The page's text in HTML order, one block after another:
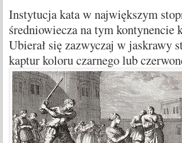
Instytucja kata w największym
średniowiecza na tym kontynencie
Ubierał się zazwyczaj w jaskrawy
kaptur koloru czarnego lub